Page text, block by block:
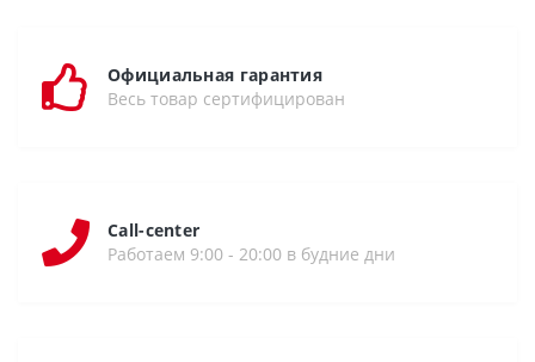
Официальная гарантия
Весь товар сертифицирован
Call-center
Работаем 9:00 - 20:00 в будние дни